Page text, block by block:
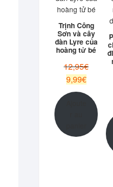
Trịnh Công
Sơn và cây
đàn Lyre của
hoàng tử bé
12,95€Le
était :
12,95€.
9,99€Le
actuel
est :
9,99€.